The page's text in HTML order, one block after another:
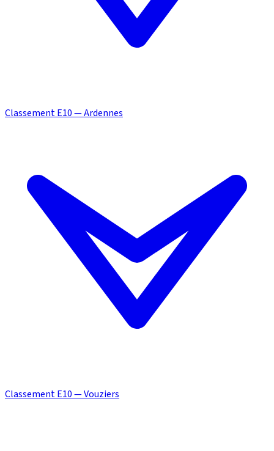
Classement E10 — Ardennes
Classement E10 — Vouziers